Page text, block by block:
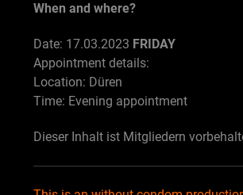
When and where?
Date: 17.03.2023 FRIDAY
Appointment details:
Location: Düren
Time: Evening appointment
Dieser Inhalt ist Mitgliedern